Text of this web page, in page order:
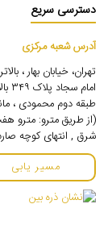
دسترسی سریع
آدرس شعبه مرکزی
تهران، خیابان بهار ،
طبقه دوم محمودی ،
(از طریق مترو: مترو
شرق , انتهای کوچه
مسیر یابی